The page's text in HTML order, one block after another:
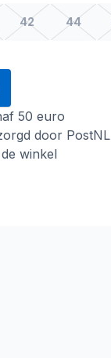
42 44
50 euro
door PostNL
winkel